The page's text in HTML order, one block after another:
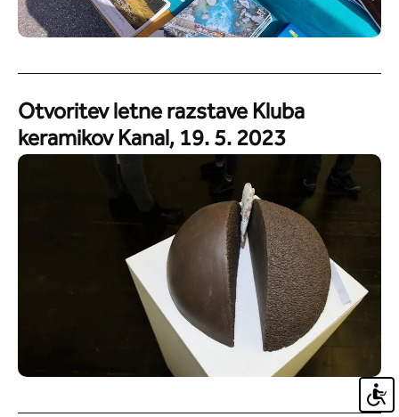
Otvoritev letne razstave Kluba
keramikov Kanal, 19. 5. 2023